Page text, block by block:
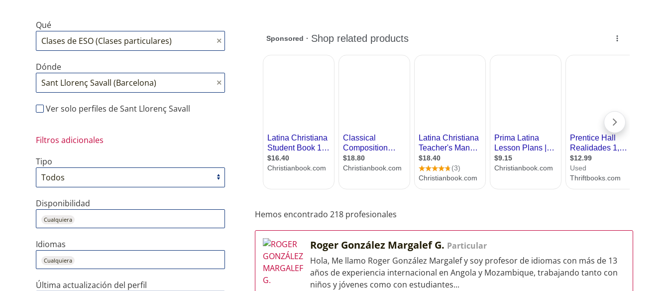
Qué
Dónde
Ver solo perfiles de Sant Llorenç Savall
Filtros adicionales
Tipo
Disponibilidad
Cualquiera
Idiomas
Cualquiera
Última actualización del perfil
Hemos encontrado 218 profesionales
Roger González Margalef G. Particular
Hola, Me llamo Roger González Margalef y soy profesor de idiomas con más de 13
años de experiencia internacional en Angola y Mozambique, trabajando tanto con
niños y jóvenes como con estudiantes...